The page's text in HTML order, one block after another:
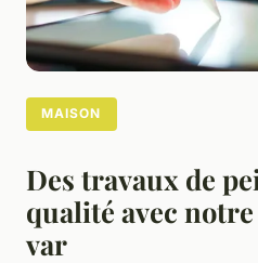
MAISON
Des travaux de
qualité avec
var